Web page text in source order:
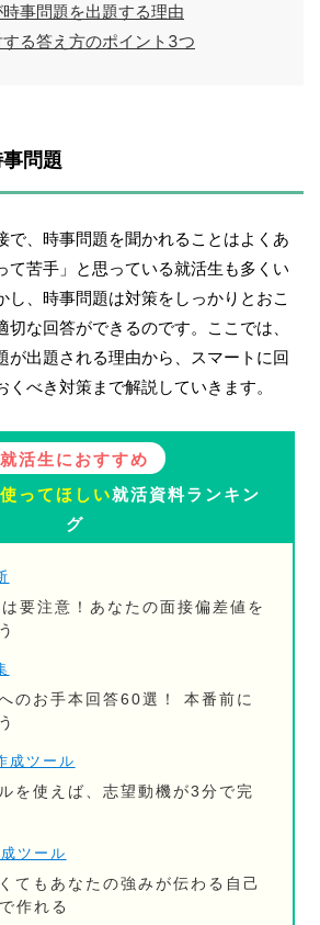
事問題を出題する理由
る答え方のポイント3つ
問題
で、時事問題を聞かれることはよくあ
て苦手」と思っている就活生も多くい
し、時事問題は対策をしっかりとおこ
な回答ができるのです。ここでは、
が出題される理由から、スマートに回
べき対策まで解説していきます。
就活生におすすめ
ってほしい就活資料ランキン
グ
要注意！あなたの面接偏差値を
のお手本回答60選！ 本番前に
成ツール
を使えば、志望動機が3分で完
ツール
てもあなたの強みが伝わる自己
作れる